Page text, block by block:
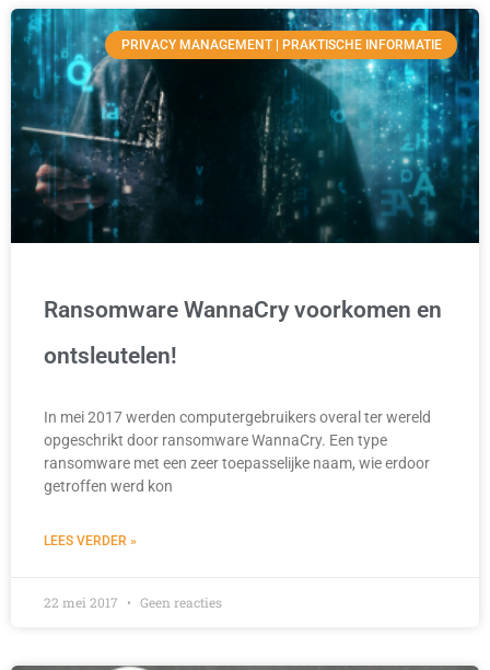
PRIVACY MANAGEMENT | PRAKTISCHE INFORMATIE
Ransomware WannaCry voorkomen en
ontsleutelen!
In mei 2017 werden computergebruikers overal ter wereld
opgeschrikt door ransomware WannaCry. Een type
ransomware met een zeer toepasselijke naam, wie erdoor
getroffen werd kon
LEES VERDER »
22 mei 2017 Geen reacties